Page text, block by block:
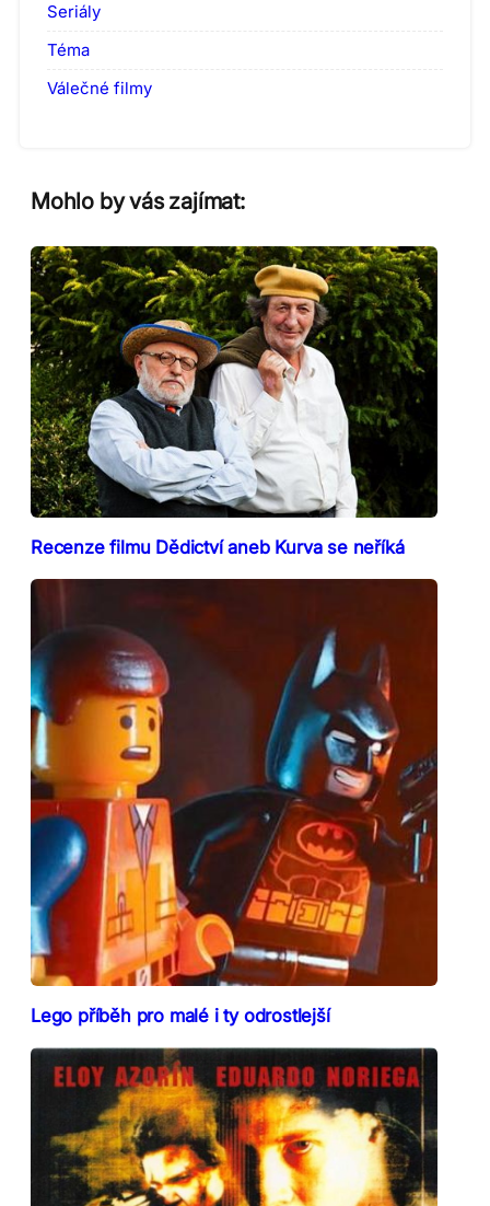
Seriály
Téma
Válečné filmy
Mohlo by vás zajímat:
Recenze filmu Dědictví aneb Kurva se neříká
Lego příběh pro malé i ty odrostlejší